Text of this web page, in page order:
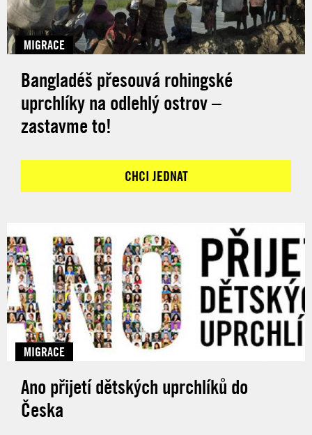
MIGRACE
Bangladéš přesouvá rohingské
uprchlíky na odlehlý ostrov –
zastavme to!
CHCI JEDNAT
MIGRACE
Ano přijetí dětských uprchlíků do
Česka